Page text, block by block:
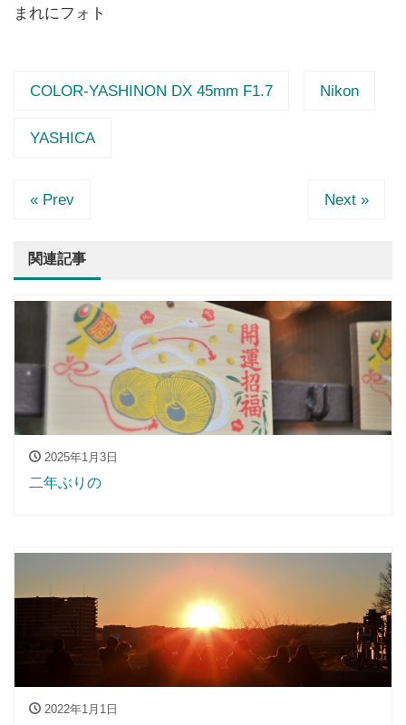
まれにフォト
COLOR-YASHINON DX 45mm F1.7 Nikon
YASHICA
« Prev Next »
関連記事
2025年1月3日
二年ぶりの
2022年1月1日